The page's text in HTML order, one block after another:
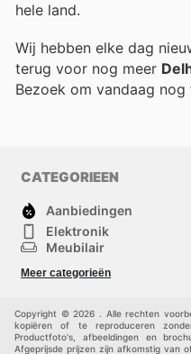
hele land.
Wij hebben elke dag
terug voor nog meer
Bezoek om vandaag nog
CATEGORIEEN
Aanbiedingen
Elektronik
Meubilair
Schoonheid
Meer categorieën
Copyright © 2026 . Alle rechten
kopiëren of te reproduceren
Productfoto's, afbeeldingen en
Afgeprijsde prijzen zijn afkomstig van